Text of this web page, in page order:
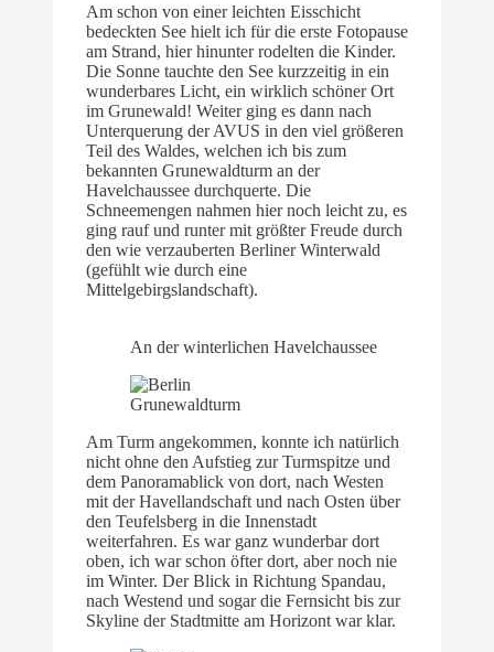
Am schon von einer leichten Eisschicht
bedeckten See hielt ich für die erste Fotopause
am Strand, hier hinunter rodelten die Kinder.
Die Sonne tauchte den See kurzzeitig in ein
wunderbares Licht, ein wirklich schöner Ort
im Grunewald! Weiter ging es dann nach
Unterquerung der AVUS in den viel größeren
Teil des Waldes, welchen ich bis zum
bekannten Grunewaldturm an der
Havelchaussee durchquerte. Die
Schneemengen nahmen hier noch leicht zu, es
ging rauf und runter mit größter Freude durch
den wie verzauberten Berliner Winterwald
(gefühlt wie durch eine
Mittelgebirgslandschaft).
An der winterlichen Havelchaussee
Grunewaldturm
Am Turm angekommen, konnte ich natürlich
nicht ohne den Aufstieg zur Turmspitze und
dem Panoramablick von dort, nach Westen
mit der Havellandschaft und nach Osten über
den Teufelsberg in die Innenstadt
weiterfahren. Es war ganz wunderbar dort
oben, ich war schon öfter dort, aber noch nie
im Winter. Der Blick in Richtung Spandau,
nach Westend und sogar die Fernsicht bis zur
Skyline der Stadtmitte am Horizont war klar.